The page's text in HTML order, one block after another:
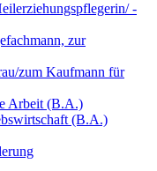
-
zur
zum Kaufmann für
Arbeit (B.A.)
(B.A.)